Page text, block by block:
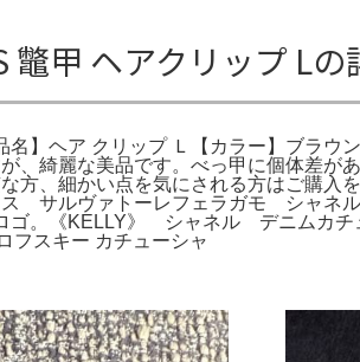
鼈甲 ヘアクリップ L
】ヘア クリップ Ｌ【カラー】ブラウ
、綺麗な美品です。べっ甲に個体差が
方、細かい点を気にされる方はご購
サルヴァトーレフェラガモ シャ
。《KELLY》 シャネル デニムカチ
フスキー カチューシャ